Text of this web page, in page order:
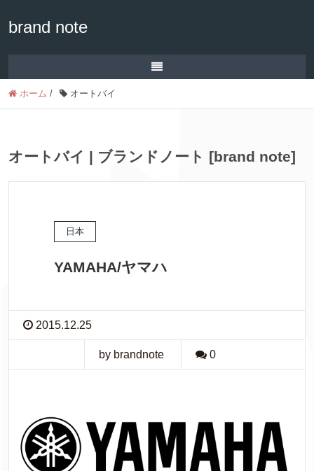
brand note
ホーム / オートバイ
オートバイ | ブランドノート [brand note]
日本
YAMAHA/ヤマハ
2015.12.25
by brandnote 0